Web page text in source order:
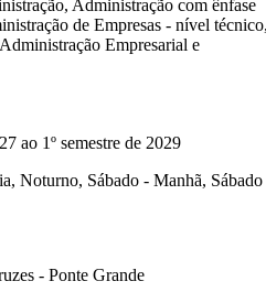
Administração com ênfase
de Empresas - nível
Empresarial e
ao 1º semestre de 2029
Noturno, Sábado - Manhã, Sábado
- Ponte Grande